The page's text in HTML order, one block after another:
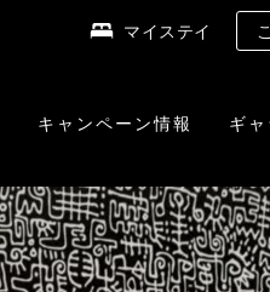
マイステイ
キャンペーン情報 ギ